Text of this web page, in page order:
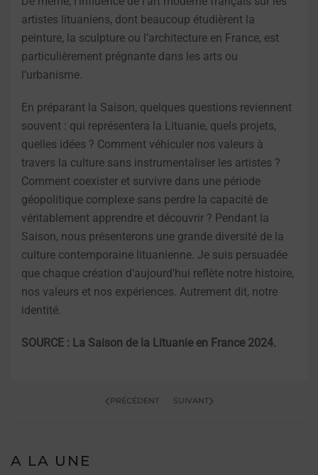
artistes lituaniens, dont beaucoup étudièrent la
peinture, la sculpture ou l’architecture en France, est
particulièrement prégnante dans les arts ou
l’urbanisme.
En préparant la Saison, quelques questions reviennent
souvent : qui représentera la Lituanie, quels projets,
quelles idées ? Comment véhiculer nos valeurs à
travers la culture sans instrumentaliser les artistes ?
Comment coexister et survivre dans une période
géopolitique complexe sans perdre la capacité de
véritablement apprendre et découvrir ? Pendant la
Saison, nous présenterons une grande diversité de la
culture contemporaine lituanienne. Je suis persuadée
que chaque création d’aujourd’hui reflète notre histoire,
nos valeurs et nos expériences. Autrement dit, notre
identité.
SOURCE : La Saison de la Lituanie en France 2024.
PRÉCÉDENT SUIVANT
A LA UNE